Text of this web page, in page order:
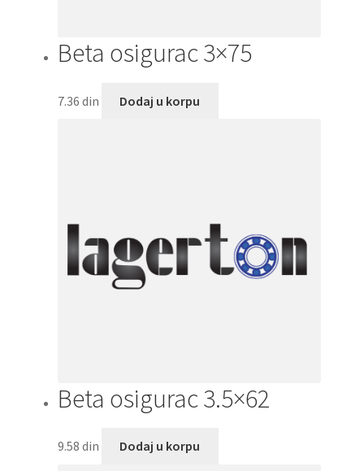
Beta osigurac 3×75
7.36 din Dodaj u korpu
Beta osigurac 3.5×62
9.58 din Dodaj u korpu